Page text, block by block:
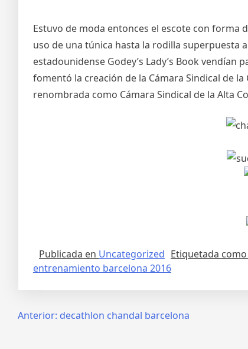
Estuvo de moda entonces el escote con forma
uso de una túnica hasta la rodilla superpuesta
estadounidense Godey’s Lady’s Book vendían
fomentó la creación de la Cámara Sindical de
renombrada como Cámara Sindical de la Alta
Publicada en Uncategorized Etiquetada como
entrenamiento barcelona 2016
Navegación
Anterior: decathlon chandal barcelona